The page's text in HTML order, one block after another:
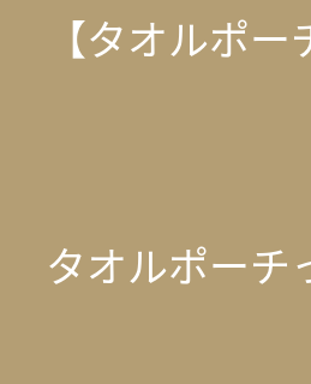
【タオルポ
タオルポーチ